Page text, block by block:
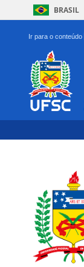
BRASIL
Ir para o conteúdo